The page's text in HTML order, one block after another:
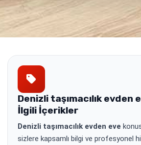
Denizli taşımacılık evden
İlgili İçerikler
Denizli taşımacılık evden eve
sizlere kapsamlı bilgi ve profesyonel